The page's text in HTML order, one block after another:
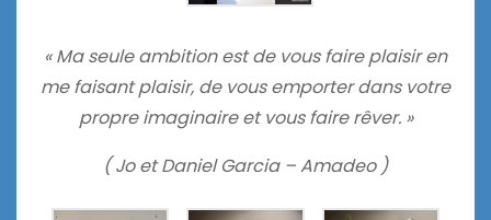
« Ma seule ambition est de vous faire plaisir en
me faisant plaisir, de vous emporter dans votre
propre imaginaire et vous faire rêver. »
( Jo et Daniel Garcia – Amadeo )